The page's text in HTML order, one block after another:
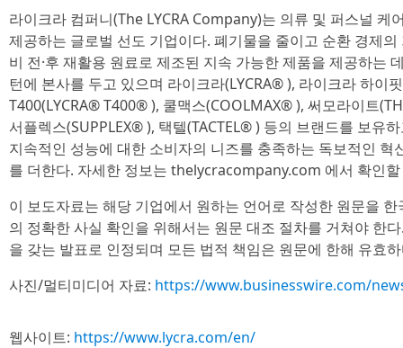
라이크라 컴퍼니(The LYCRA Company)는 의류 및 퍼스널 케
제공하는 글로벌 선도 기업이다. 폐기물을 줄이고 순환 경제
비 전·후 재활용 원료로 제조된 지속 가능한 제품을 제공하는
턴에 본사를 두고 있으며 라이크라(LYCRA® ), 라이크라 하이
T400(LYCRA® T400® ), 쿨맥스(COOLMAX® ), 써모라이트
서플렉스(SUPPLEX® ), 택텔(TACTEL® ) 등의 브랜드를 보유
지속적인 성능에 대한 소비자의 니즈를 충족하는 독보적인
를 더한다. 자세한 정보는 thelycracompany.com 에서 확인할
이 보도자료는 해당 기업에서 원하는 언어로 작성한 원문을
의 정확한 사실 확인을 위해서는 원문 대조 절차를 거쳐야 한
을 갖는 발표로 인정되며 모든 법적 책임은 원문에 한해 유효
사진/멀티미디어 자료: https://www.businesswire.com/
웹사이트: https://www.lycra.com/en/